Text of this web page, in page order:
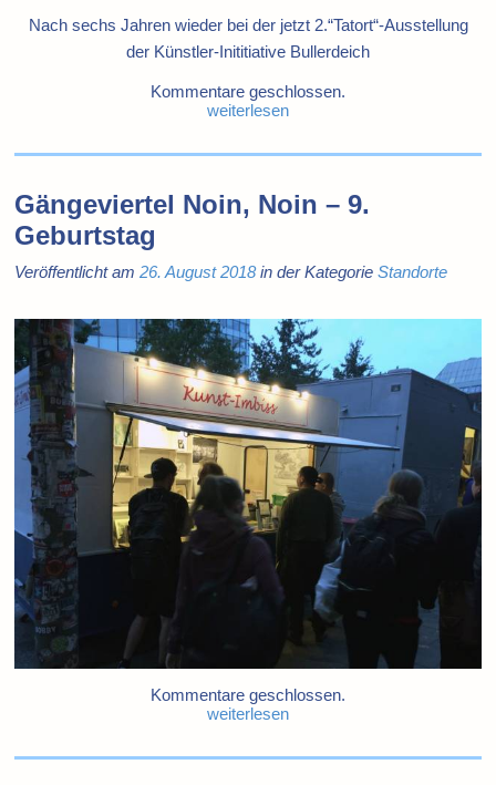
Nach sechs Jahren wieder bei der jetzt 2.“Tatort“-Ausstellung
der Künstler-Inititiative Bullerdeich
Kommentare geschlossen.
weiterlesen
Gängeviertel Noin, Noin – 9.
Geburtstag
Veröffentlicht am26. August 2018in der KategorieStandorte
Kommentare geschlossen.
weiterlesen